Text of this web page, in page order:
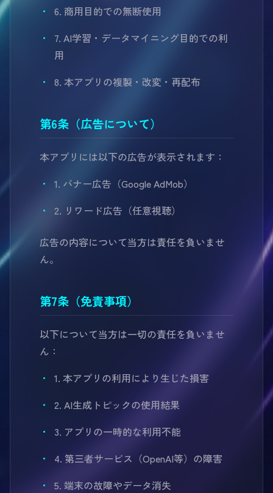
6. 商用目的での無断使用
7. AI学習・データマイニング目的での利
用
8. 本アプリの複製・改変・再配布
第6条（広告について）
本アプリには以下の広告が表示されます：
1. バナー広告（Google AdMob）
2. リワード広告（任意視聴）
広告の内容について当方は責任を負いませ
ん。
第7条（免責事項）
以下について当方は一切の責任を負いませ
ん：
1. 本アプリの利用により生じた損害
2. AI生成トピックの使用結果
3. アプリの一時的な利用不能
4. 第三者サービス（OpenAI等）の障害
5. 端末の故障やデータ消失